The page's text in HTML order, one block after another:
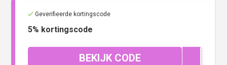
Geverifieerde kortingscode
5% kortingscode
BEKIJK CODE